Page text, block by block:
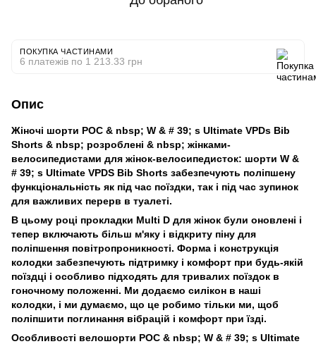
ПОКУПКА ЧАСТИНАМИ
6 платежів по 1 213.33 грн
Опис
Жіночі шорти POC & nbsp; W & # 39; s Ultimate VPDs Bib
Shorts & nbsp; розроблені & nbsp; жінками-
велосипедистами для жінок-велосипедисток: шорти W &
# 39; s Ultimate VPDS Bib Shorts забезпечують поліпшену
функціональність як під час поїздки, так і під час зупинок
для важливих перерв в туалеті.
В цьому році прокладки Multi D для жінок були оновлені і
тепер включають більш м'яку і відкриту піну для
поліпшення повітропроникності. Форма і конструкція
колодки забезпечують підтримку і комфорт при будь-якій
поїздці і особливо підходять для тривалих поїздок в
гоночному положенні. Ми додаємо силікон в наші
колодки, і ми думаємо, що це робимо тільки ми, щоб
поліпшити поглинання вібрацій і комфорт при їзді.
Особливості велошорти POC & nbsp; W & # 39; s Ultimate